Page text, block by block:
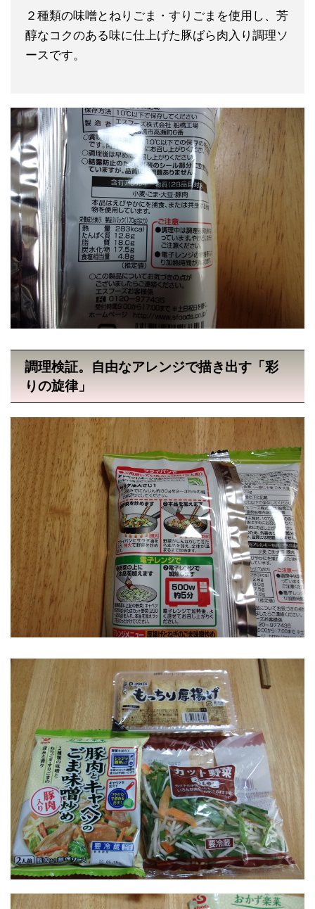
２種類の味噌とねりごま・すりごまを使用し、芳
醇なコクのある味に仕上げた豚ばら肉入り調理ソ
ースです。
調理検証。自由なアレンジで描き出す「彩
りの旋律」